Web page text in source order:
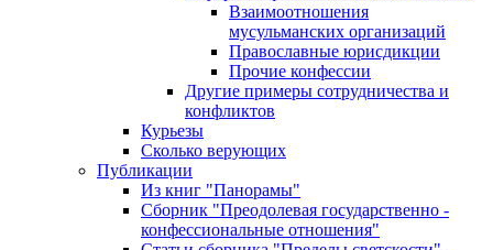
Взаимоотношения
мусульманских организаций
Православные юрисдикции
Прочие конфессии
Другие примеры сотрудничества и
конфликтов
Курьезы
Сколько верующих
Публикации
Из книг "Панорамы"
Сборник "Преодолевая государственно -
конфессиональные отношения"